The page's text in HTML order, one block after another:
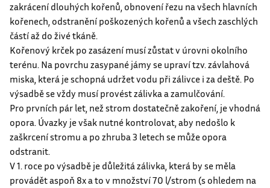
zakrácení dlouhých kořenů, obnovení řezu na všech hlavních
kořenech, odstranění poškozených kořenů a všech zaschlých
částí až do živé tkáně.
Kořenový krček po zasázení musí zůstat v úrovni okolního
terénu. Na povrchu zasypané jámy se upraví tzv. závlahová
miska, která je schopná udržet vodu při zálivce i za deště. Po
výsadbě se vždy musí provést zálivka a zamulčování.
Pro prvních pár let, než strom dostatečně zakoření, je vhodná
opora. Úvazky je však nutné kontrolovat, aby nedošlo k
zaškrcení stromu a po zhruba 3 letech se může opora
odstranit.
V 1. roce po výsadbě je důležitá zálivka, která by se měla
provádět aspoň 8x a to v množství 70 l/strom (s ohledem na